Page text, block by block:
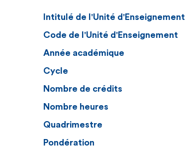
Intitulé de l'Unité d'Enseignement
Code de l'Unité d'Enseignement
Année académique
Cycle
Nombre de crédits
Nombre heures
Quadrimestre
Pondération